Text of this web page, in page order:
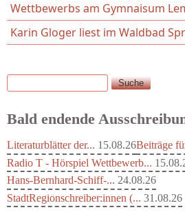
Wettbewerbs am Gymnaisum
Karin Gloger liest im Waldbad
Suchformular
Suche
Bald endende
Literaturblätter der... 15.08.26Beiträge
Radio T - Hörspiel Wettbewerb...
Hans-Bernhard-Schiff-... 24.08.26
StadtRegionschreiber:innen (... 31.08.26